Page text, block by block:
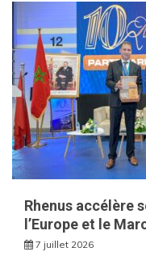
Rhenus accélère
l’Europe et le
7 juillet 2026